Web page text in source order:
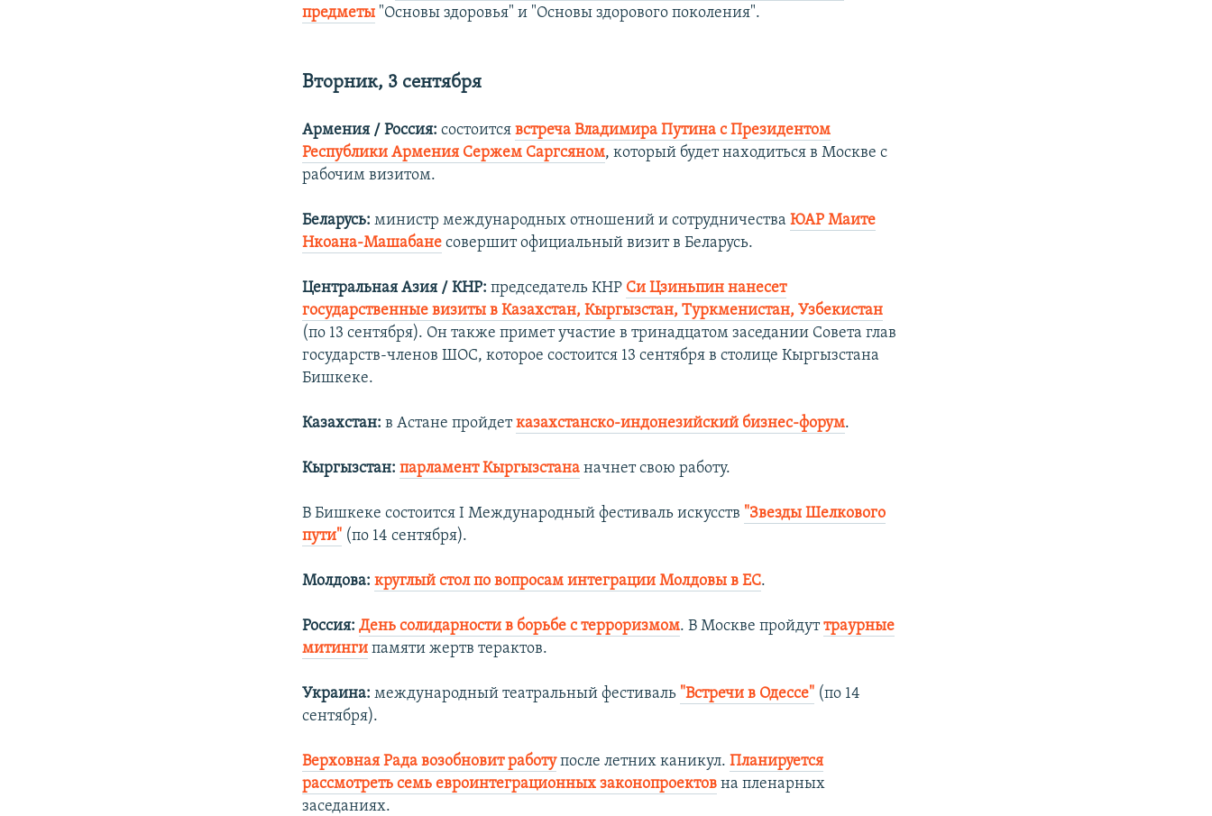
предметы "Основы здоровья" и "Основы здорового поколения".
Вторник, 3 сентября
Армения / Россия: состоитсявстреча Владимира Путина с Президентом
Республики Армения Сержем Саргсяном, который будет находиться в Москве с
рабочим визитом.
Беларусь: министр международных отношений и сотрудничестваЮАР Маите
Нкоана-Машабане совершит официальный визит в Беларусь.
Центральная Азия / КНР: председатель КНР Си Цзиньпин нанесет
государственные визиты в Казахстан, Кыргызстан, Туркменистан, Узбекистан
(по 13 сентября). Он также примет участие в тринадцатом заседании Совета глав
государств-членов ШОС, которое состоится 13 сентября в столице Кыргызстана
Бишкеке.
Казахстан: в Астане пройдетказахстанско-индонезийский бизнес-форум.
Кыргызстан: парламент Кыргызстана начнет свою работу.
В Бишкеке состоится I Международный фестиваль искусств "Звезды Шелкового
пути" (по 14 сентября).
Молдова: круглый стол по вопросам интеграции Молдовы в ЕС.
Россия: День солидарности в борьбе с терроризмом. В Москве пройдуттраурные
митинги памяти жертв терактов.
Украина: международный театральный фестиваль "Встречи в Одессе" (по 14
сентября).
Верховная Рада возобновит работупосле летних каникул.Планируется
рассмотреть семь евроинтеграционных законопроектов на пленарных
заседаниях.